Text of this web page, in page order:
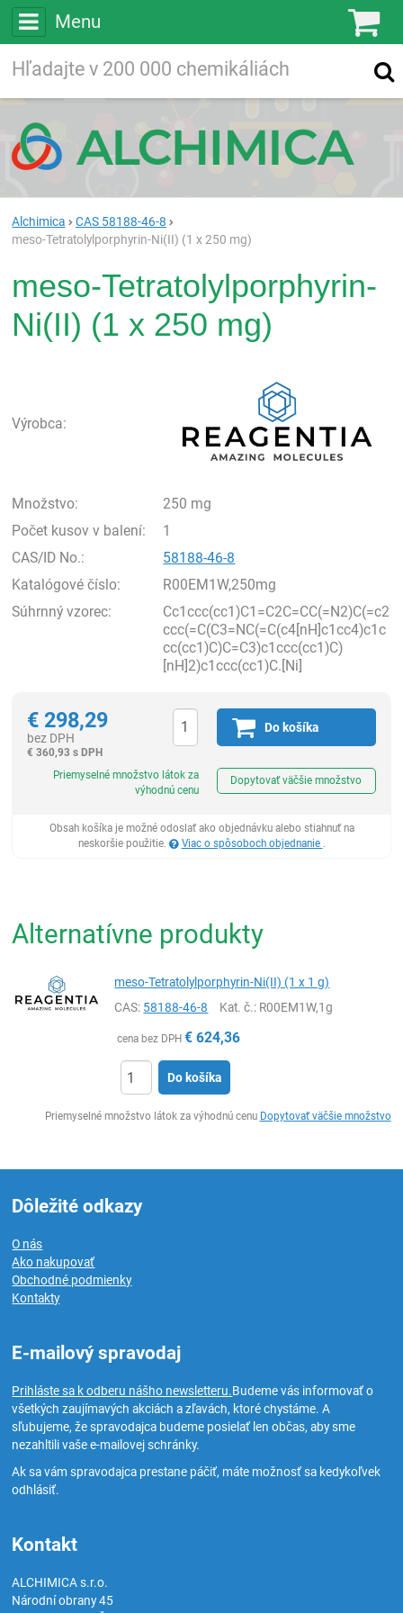
Menu
Vyhľadávanie
Alchimica
CAS 58188-46-8
meso-Tetratolylporphyrin-Ni(II) (1 x 250 mg)
meso-Tetratolylporphyrin-
Ni(II) (1 x 250 mg)
Výrobca:
Množstvo:
250 mg
Počet kusov v balení:
1
CAS/ID No.:
58188-46-8
Katalógové číslo:
R00EM1W,250mg
Súhrnný vzorec:
Cc1ccc(cc1)C1=C2C=CC(=N2)C(=c2
ccc(=C(C3=NC(=C(c4[nH]c1cc4)c1c
cc(cc1)C)C=C3)c1ccc(cc1)C)
[nH]2)c1ccc(cc1)C.[Ni]
€ 298,29
bez DPH
€ 360,93 s DPH
Do košíka
Priemyselné množstvo látok za
výhodnú cenu
Dopytovať väčšie množstvo
Obsah košíka je možné odoslať ako objednávku alebo stiahnuť na
neskoršie použitie.
Viac o spôsoboch objednanie .
Alternatívne produkty
meso-Tetratolylporphyrin-Ni(II) (1 x 1 g)
CAS: 58188-46-8 Kat. č.: R00EM1W,1g
cena bez DPH € 624,36
Do košíka
Priemyselné množstvo látok za výhodnú cenu Dopytovať väčšie množstvo
Dôležité odkazy
O nás
Ako nakupovať
Obchodné podmienky
Kontakty
E-mailový spravodaj
Prihláste sa k odberu nášho newsletteru.Budeme vás informovať o
všetkých zaujímavých akciách a zľavách, ktoré chystáme. A
sľubujeme, že spravodajca budeme posielať len občas, aby sme
nezahltili vaše e-mailovej schránky.
Ak sa vám spravodajca prestane páčiť, máte možnosť sa kedykoľvek
odhlásiť.
Kontakt
ALCHIMICA s.r.o.
Národní obrany 45